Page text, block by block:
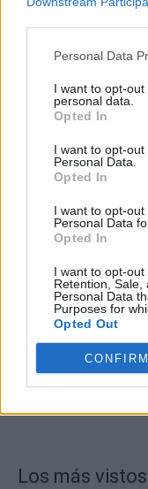
Personal Data
I want to opt-
personal data.
Opted In
I want to opt-
Personal Data.
Opted In
I want to opt-
Personal Data
Opted In
I want to opt-out
Retention, Sale,
Personal Data
Purposes for
Opted Out
CONFIRM
Los más vistos